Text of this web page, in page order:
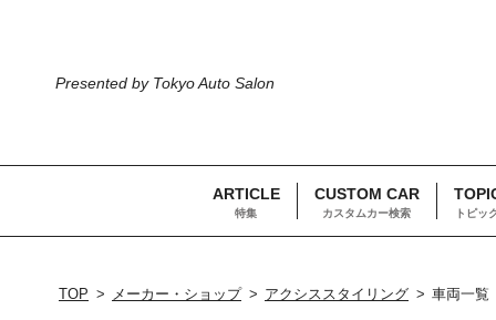
Presented by Tokyo Auto Salon
ARTICLE
特集
CUSTOM CAR
カスタムカー検索 トピッ
TOP メーカー・ショップ アクシススタイリング 車両一覧